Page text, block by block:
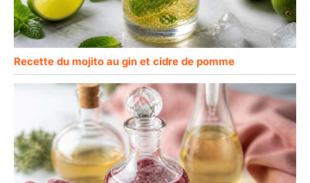
Recette du mojito au gin et cidre de pomme